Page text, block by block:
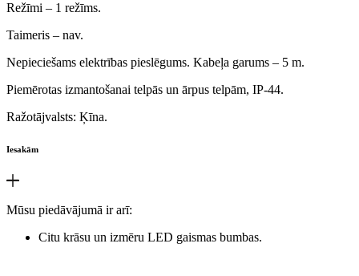
Režīmi – 1 režīms.
Taimeris – nav.
Nepieciešams elektrības pieslēgums. Kabeļa garums – 5 m.
Piemērotas izmantošanai telpās un ārpus telpām, IP-44.
Ražotājvalsts: Ķīna.
Iesakām
Mūsu piedāvājumā ir arī:
Citu krāsu un izmēru LED gaismas bumbas.